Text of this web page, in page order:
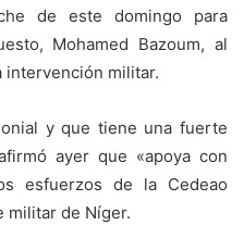
de este domingo para
Mohamed Bazoum, al
intervención militar.
y que tiene una fuerte
ayer que «apoya con
esfuerzos de la Cedeao
militar de Níger.